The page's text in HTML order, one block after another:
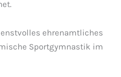
ehrenamtliches
Sportgymnastik im